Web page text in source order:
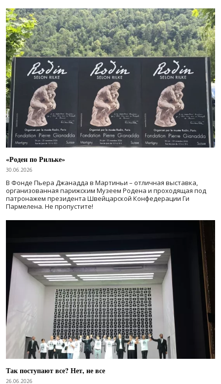
«Роден по Рильке»
30.06.2026
В Фонде Пьера Джанадда в Мартиньи – отличная выставка,
организованная парижским Музеем Родена и проходящая под
патронажем президента Швейцарской Конфедерации Ги
Пармелена. Не пропустите!
Так поступают все? Нет, не все
26.06.2026